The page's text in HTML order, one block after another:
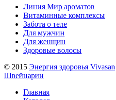
Линия Мир ароматов
Витаминные комплексы
Забота о теле
Для мужчин
Для женщин
Здоровые волосы
© 2015 Энергия здоровья Vivasan
Швейцарии
Главная